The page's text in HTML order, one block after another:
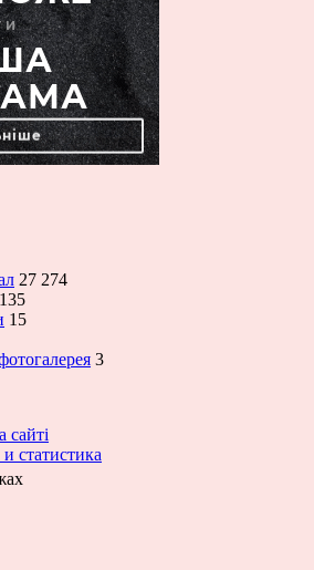
27 274
15
3
сайті